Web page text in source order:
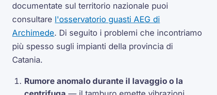
documentate sul territorio nazionale puoi
consultare l'osservatorio guasti AEG di
Archimede. Di seguito i problemi che incontriamo
più spesso sugli impianti della provincia di
Catania.
Rumore anomalo durante il lavaggio o la